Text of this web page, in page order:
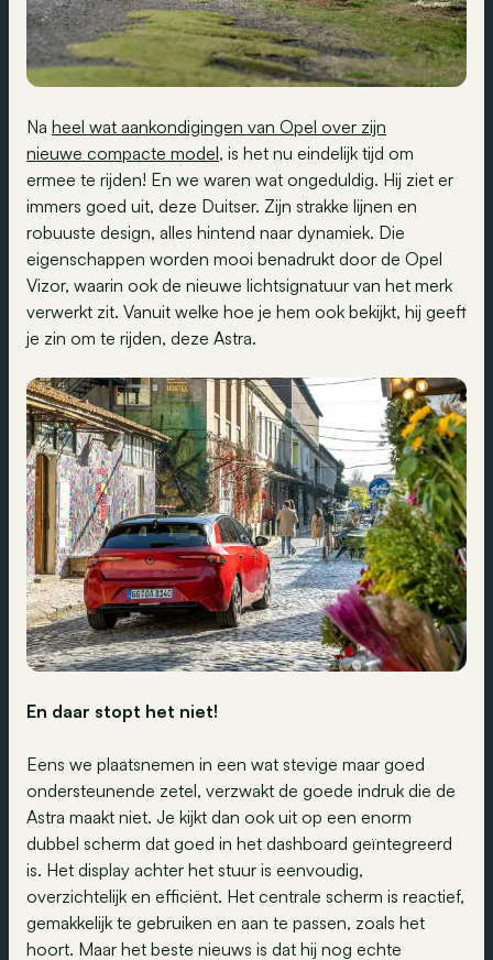
Na heel wat aankondigingen van Opel over zijn
nieuwe compacte model, is het nu eindelijk tijd om
ermee te rijden! En we waren wat ongeduldig. Hij ziet er
immers goed uit, deze Duitser. Zijn strakke lijnen en
robuuste design, alles hintend naar dynamiek. Die
eigenschappen worden mooi benadrukt door de Opel
Vizor, waarin ook de nieuwe lichtsignatuur van het merk
verwerkt zit. Vanuit welke hoe je hem ook bekijkt, hij geeft
je zin om te rijden, deze Astra.
En daar stopt het niet!
Eens we plaatsnemen in een wat stevige maar goed
ondersteunende zetel, verzwakt de goede indruk die de
Astra maakt niet. Je kijkt dan ook uit op een enorm
dubbel scherm dat goed in het dashboard geïntegreerd
is. Het display achter het stuur is eenvoudig,
overzichtelijk en efficiënt. Het centrale scherm is reactief,
gemakkelijk te gebruiken en aan te passen, zoals het
hoort. Maar het beste nieuws is dat hij nog echte